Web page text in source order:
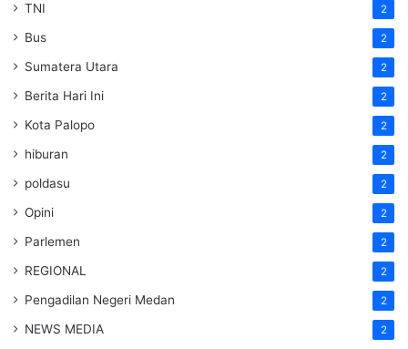
TNI 2
Bus 2
Sumatera Utara 2
Berita Hari Ini 2
Kota Palopo 2
hiburan 2
poldasu 2
Opini 2
Parlemen 2
REGIONAL 2
Pengadilan Negeri Medan 2
NEWS MEDIA 2